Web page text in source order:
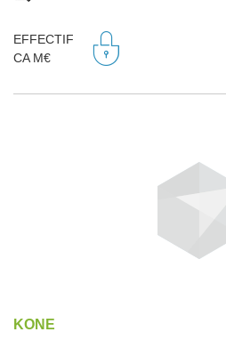
EFFECTIF
CA M€
KONE